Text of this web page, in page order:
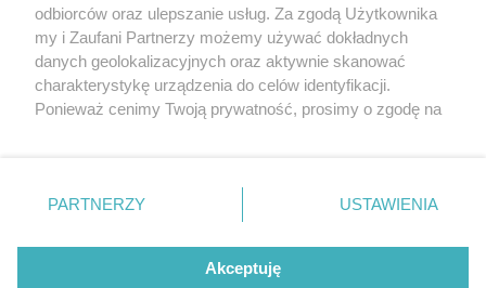
REKLAMA WSPÓŁPRACA RSS FACEBOOK KONTAKT
Nasze serwisy
Aktualności
Tcz24
Historia miasta
Muzyka i kultura
Archiwum wydarzeń
Zdjęcia miasta
odbiorców oraz ulepszanie usług. Za zgodą Użytkownika
my i Zaufani Partnerzy możemy używać dokładnych
danych geolokalizacyjnych oraz aktywnie skanować
charakterystykę urządzenia do celów identyfikacji.
Ponieważ cenimy Twoją prywatność, prosimy o zgodę na
znajdujący się w lewym dolnym rogu strony
. Niektóre
przetwarzaniu. Preferencje będą miały zastosowania tylko
PARTNERZY USTAWIENIA
Akceptuję